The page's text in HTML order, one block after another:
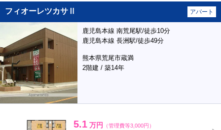
フィオーレツカサⅡ アパート
鹿児島本線 南荒尾駅/徒歩10分
鹿児島本線 長洲駅/徒歩49分
熊本県荒尾市蔵満
2階建 / 築14年
5.1 万円 （管理費等3,000円）